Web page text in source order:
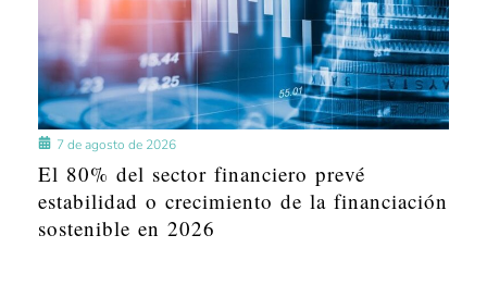
7 de agosto de 2026
El 80% del sector financiero prevé
estabilidad o crecimiento de la financiación
sostenible en 2026